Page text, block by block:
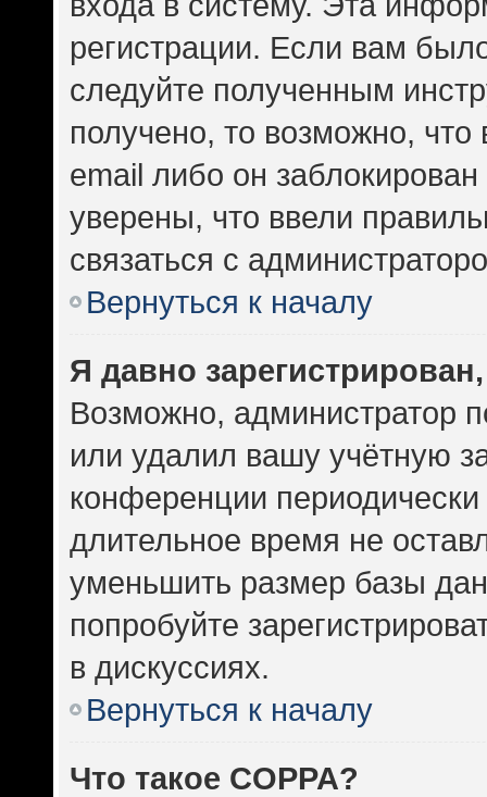
регистрации. Если вам
следуйте полученным
получено, то возможно,
email либо он
уверены, что ввели
связаться с
Вернуться к началу
Я давно
Возможно, администратор
или удалил вашу учётную
конференции
длительное время не
уменьшить размер базы
попробуйте
в дискуссиях.
Вернуться к началу
Что такое COPPA?